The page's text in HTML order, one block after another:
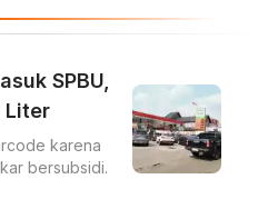
SPBU,
Liter
karena
bersubsidi.